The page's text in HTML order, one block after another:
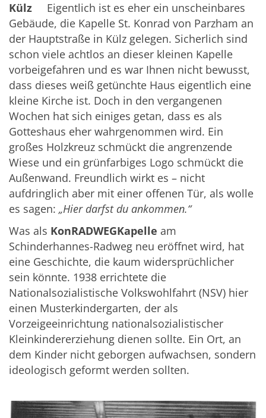
Külz
Eigentlich ist es eher ein unscheinbares
Gebäude, die Kapelle St. Konrad von Parzham an
der Hauptstraße in Külz gelegen. Sicherlich sind
schon viele achtlos an dieser kleinen Kapelle
vorbeigefahren und es war Ihnen nicht bewusst,
dass dieses weiß getünchte Haus eigentlich eine
kleine Kirche ist. Doch in den vergangenen
Wochen hat sich einiges getan, dass es als
Gotteshaus eher wahrgenommen wird. Ein
großes Holzkreuz schmückt die angrenzende
Wiese und ein grünfarbiges Logo schmückt die
Außenwand. Freundlich wirkt es – nicht
aufdringlich aber mit einer offenen Tür, als wolle
es sagen: „Hier darfst du ankommen.“
Was als KonRADWEGKapelle am
Schinderhannes-Radweg neu eröffnet wird, hat
eine Geschichte, die kaum widersprüchlicher
sein könnte. 1938 errichtete die
Nationalsozialistische Volkswohlfahrt (NSV) hier
einen Musterkindergarten, der als
Vorzeigeeinrichtung nationalsozialistischer
Kleinkindererziehung dienen sollte. Ein Ort, an
dem Kinder nicht geborgen aufwachsen, sondern
ideologisch geformt werden sollten.